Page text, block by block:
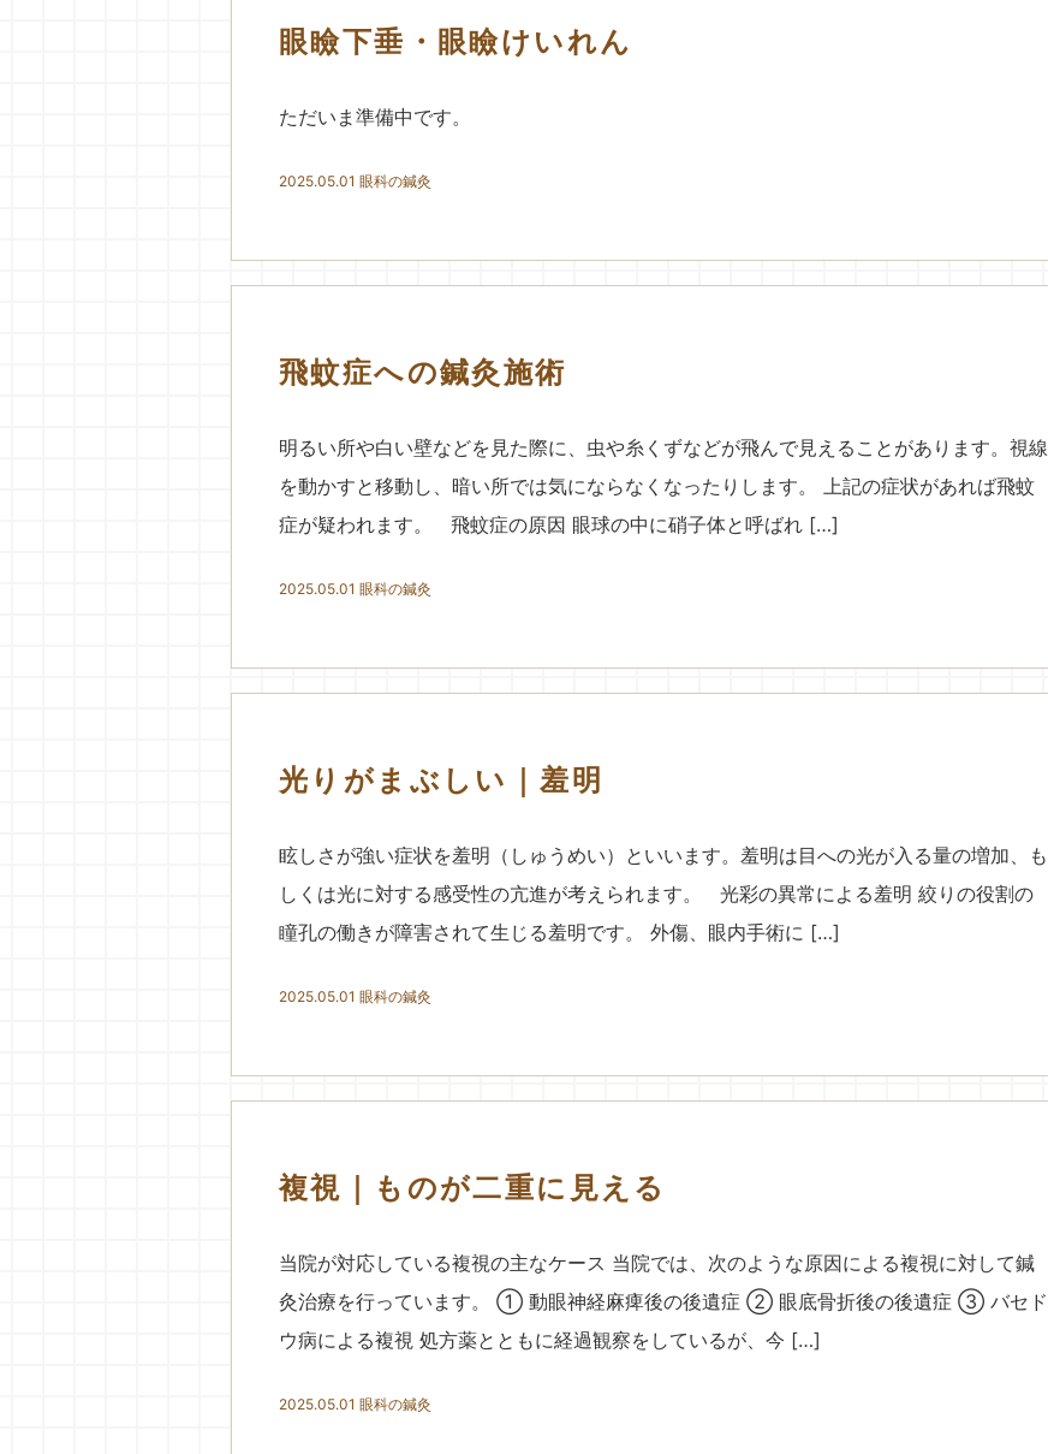
眼瞼下垂・眼瞼けいれん
ただいま準備中です。
2025.05.01 眼科の鍼灸
飛蚊症への鍼灸施術
明るい所や白い壁などを見た際に、虫や糸くずなどが飛んで見えることがあります。視線
を動かすと移動し、暗い所では気にならなくなったりします。 上記の症状があれば飛蚊
症が疑われます。 飛蚊症の原因 眼球の中に硝子体と呼ばれ […]
2025.05.01 眼科の鍼灸
光りがまぶしい｜羞明
眩しさが強い症状を羞明（しゅうめい）といいます。羞明は目への光が入る量の増加、も
しくは光に対する感受性の亢進が考えられます。 光彩の異常による羞明 絞りの役割の
瞳孔の働きが障害されて生じる羞明です。 外傷、眼内手術に […]
2025.05.01 眼科の鍼灸
複視｜ものが二重に見える
当院が対応している複視の主なケース 当院では、次のような原因による複視に対して鍼
灸治療を行っています。 ① 動眼神経麻痺後の後遺症 ② 眼底骨折後の後遺症 ③ バセド
ウ病による複視 処方薬とともに経過観察をしているが、今 […]
2025.05.01 眼科の鍼灸